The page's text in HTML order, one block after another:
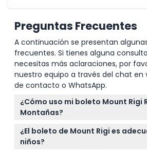
Preguntas Frecuentes
A continuación se presentan
frecuentes. Si tienes alguna
necesitas más aclaraciones, por
nuestro equipo a través del chat en
de contacto o WhatsApp.
¿Cómo uso mi boleto Mount Rigi
Montañas?
Su boleto permite el uso ilimitado
cremallera y teleféricos desde
¿El boleto de Mount Rigi es
niños?